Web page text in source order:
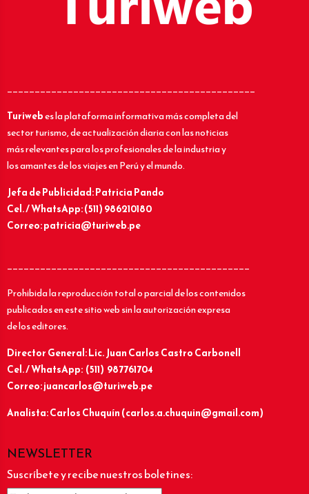
_____________________________________________
Turiwebes la plataforma informativa más completa del
sector turismo, de actualización diaria con las noticias
más relevantes para los profesionales de la industria y
los amantes de los viajes en Perú y el mundo.
Jefa de Publicidad: Patricia Pando
Cel. / WhatsApp: (511) 986210180
Correo: patricia@turiweb.pe
____________________________________________
Prohibida la reproducción total o parcial de los contenidos
publicados en este sitio web sin la autorización expresa
de los editores.
Director General: Lic.Juan Carlos Castro Carbonell
Cel. / WhatsApp: (511) 987761704
Correo: juancarlos@turiweb.pe
Analista: Carlos Chuquín (carlos.a.chuquin@gmail.com)
NEWSLETTER
Suscríbete y recibe nuestros boletines: